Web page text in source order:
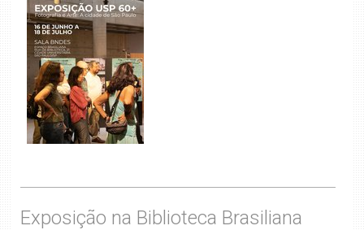
Exposição na Biblioteca Brasiliana